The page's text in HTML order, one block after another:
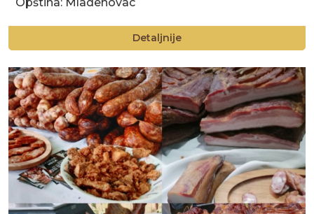
Opština: Mladenovac
Detaljnije